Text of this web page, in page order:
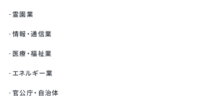
霊園業
情報・通信業
医療・福祉業
エネルギー業
官公庁・自治体